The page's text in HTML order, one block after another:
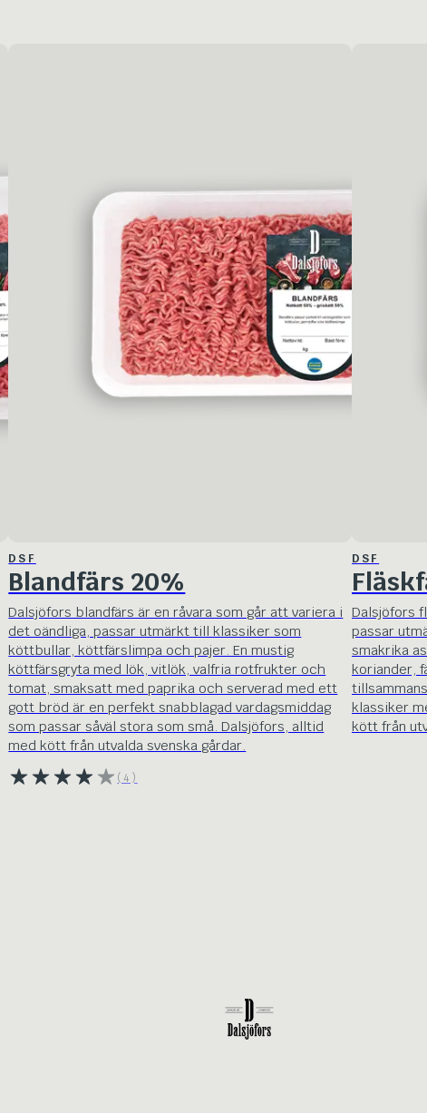
DSF
Blandfärs 20%
Dalsjöfors blandfärs är en råvara som går att variera i
det oändliga, passar utmärkt till klassiker som
köttbullar, köttfärslimpa och pajer. En mustig
köttfärsgryta med lök, vitlök, valfria rotfrukter och
tomat, smaksatt med paprika och serverad med ett
gott bröd är en perfekt snabblagad vardagsmiddag
som passar såväl stora som små. Dalsjöfors, alltid
med kött från utvalda svenska gårdar.
(4)
DSF
Dalsjöfors
passar
smakrika
koriander,
klassiker
kött från